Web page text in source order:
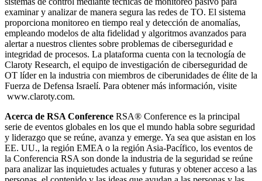
examinar y analizar de manera segura las redes de TO. El sistema
proporciona monitoreo en tiempo real y detección de anomalías,
empleando modelos de alta fidelidad y algoritmos avanzados para
alertar a nuestros clientes sobre problemas de ciberseguridad e
integridad de procesos. La plataforma cuenta con la tecnología de
Claroty Research, el equipo de investigación de ciberseguridad de
OT líder en la industria con miembros de ciberunidades de élite de la
Fuerza de Defensa Israelí. Para obtener más información, visite
www.claroty.com.
Acerca de RSA Conference RSA® Conference es la principal
serie de eventos globales en los que el mundo habla sobre seguridad
y liderazgo que se reúne, avanza y emerge. Ya sea que asistan en los
EE. UU., la región EMEA o la región Asia-Pacífico, los eventos de
la Conferencia RSA son donde la industria de la seguridad se reúne
para analizar las inquietudes actuales y futuras y obtener acceso a las